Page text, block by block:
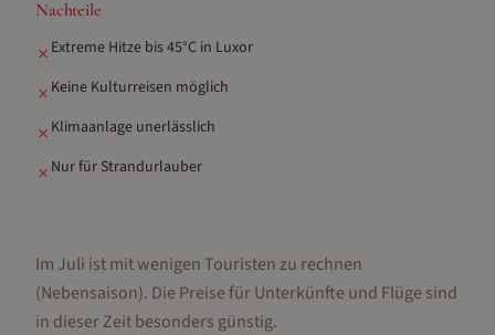
Nachteile
✗ Extreme Hitze bis 45°C in Luxor
✗ Keine Kulturreisen möglich
✗ Klimaanlage unerlässlich
✗ Nur für Strandurlauber
Im Juli ist mit wenigen Touristen zu rechnen
(Nebensaison). Die Preise für Unterkünfte und Flüge sind
in dieser Zeit besonders günstig.